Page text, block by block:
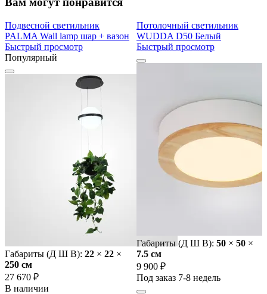
Подвесной светильник
PALMA Wall lamp шар + вазон
Быстрый просмотр
Популярный
Габариты (Д Ш В): 22 × 22 ×
250 cм
27 670 ₽
В наличии
Потолочный светильник
WUDDA D50 Белый
Быстрый просмотр
Габариты (Д Ш В): 50 × 50 ×
7.5 cм
9 900 ₽
Под заказ 7-8 недель